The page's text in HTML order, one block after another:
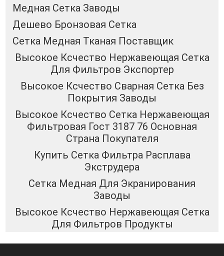
Медная Сетка Заводы
Дешево Бронзовая Сетка
Сетка Медная Тканая Поставщик
Высокое Ксчество Нержавеющая Сетка
Для Фильтров Экспортер
Высокое Ксчество Сварная Сетка Без
Покрытия Заводы
Высокое Ксчество Сетка Нержавеющая
Фильтровая Гост 3187 76 Основная
Страна Покупателя
Купить Сетка Фильтра Расплава
Экструдера
Сетка Медная Для Экранирования
Заводы
Высокое Ксчество Нержавеющая Сетка
Для Фильтров Продукты